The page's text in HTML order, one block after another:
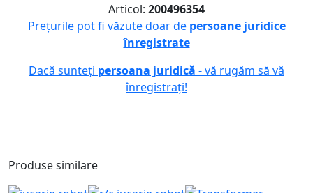
Articol: 200496354
Prețurile pot fi văzute doar de persoane juridice
înregistrate
Dacă sunteți persoana juridică - vă rugăm să vă
înregistrați!
Produse similare